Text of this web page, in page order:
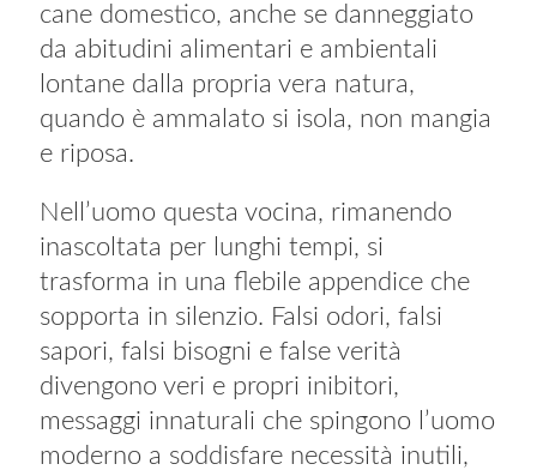
cane domestico, anche se danneggiato
da abitudini alimentari e ambientali
lontane dalla propria vera natura,
quando è ammalato si isola, non mangia
e riposa.
Nell’uomo questa vocina, rimanendo
inascoltata per lunghi tempi, si
trasforma in una flebile appendice che
sopporta in silenzio. Falsi odori, falsi
sapori, falsi bisogni e false verità
divengono veri e propri inibitori,
messaggi innaturali che spingono l’uomo
moderno a soddisfare necessità inutili,